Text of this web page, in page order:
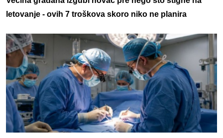
letovanje - ovih 7 troškova skoro niko ne planira